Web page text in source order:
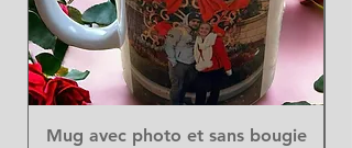
Mug avec photo et sans bougie